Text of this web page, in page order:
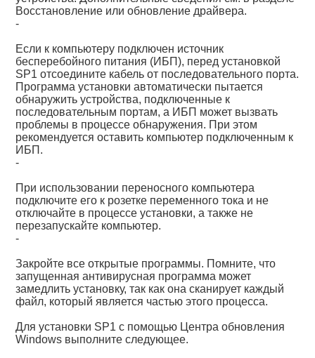
Восстановление или обновление драйвера.
-
Если к компьютеру подключен источник
бесперебойного питания (ИБП), перед установкой
SP1 отсоедините кабель от последовательного порта.
Программа установки автоматически пытается
обнаружить устройства, подключенные к
последовательным портам, а ИБП может вызвать
проблемы в процессе обнаружения. При этом
рекомендуется оставить компьютер подключенным к
ИБП.
-
При использовании переносного компьютера
подключите его к розетке переменного тока и не
отключайте в процессе установки, а также не
перезапускайте компьютер.
-
Закройте все открытые программы. Помните, что
запущенная антивирусная программа может
замедлить установку, так как она сканирует каждый
файл, который является частью этого процесса.
Для установки SP1 с помощью Центра обновления
Windows выполните следующее.